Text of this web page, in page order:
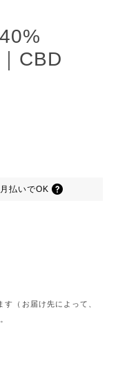
CBD
払いでOK
（お届け先によって、